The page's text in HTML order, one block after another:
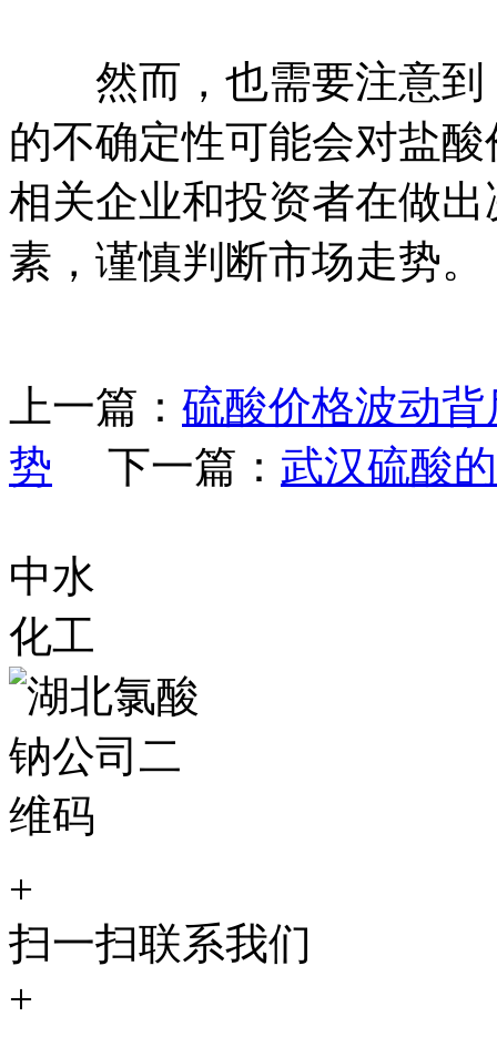
然而，也需要注意到
的不确定性可能会对盐
相关企业和投资者在做
素，谨慎判断市场走势。
上一篇： 硫酸价格波动
势 下一篇： 武汉硫酸
中水
化工
+
扫一扫联系我们
+